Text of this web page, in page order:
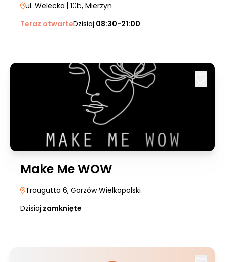
ul. Welecka | 10b, Mierzyn
Teraz otwarteDzisiaj:08:30-21:00
Make Me WOW
Traugutta 6, Gorzów Wielkopolski
Dzisiaj:zamknięte